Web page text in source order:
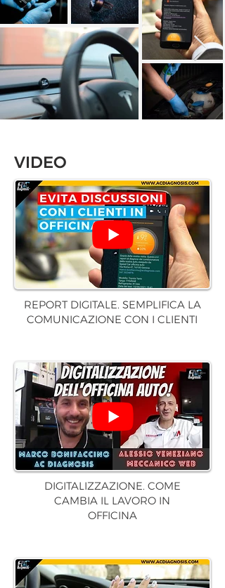
VIDEO
REPORT DIGITALE. SEMPLIFICA LA
COMUNICAZIONE CON I CLIENTI
DIGITALIZZAZIONE. COME
CAMBIA IL LAVORO IN
OFFICINA